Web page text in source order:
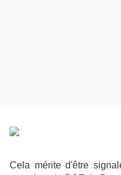
Cela mérite d'être